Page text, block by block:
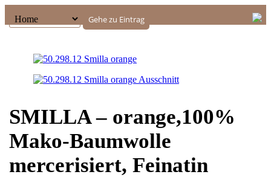
SMILLA – orange,100%
Mako-Baumwolle
mercerisiert, Feinatin